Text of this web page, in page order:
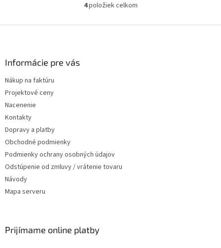
Ovládacie prvky výpisu
4položiek celkom
Informácie pre vás
Nákup na faktúru
Projektové ceny
Nacenenie
Kontakty
Dopravy a platby
Obchodné podmienky
Podmienky ochrany osobných údajov
Odstúpenie od zmluvy / vrátenie tovaru
Návody
Mapa serveru
Prijímame online platby